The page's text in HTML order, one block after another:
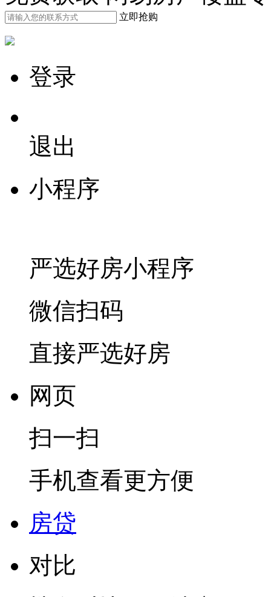
立即抢购
登录
退出
小程序
严选好房小程序
微信扫码
直接严选好房
网页
扫一扫
手机查看更方便
房贷
对比